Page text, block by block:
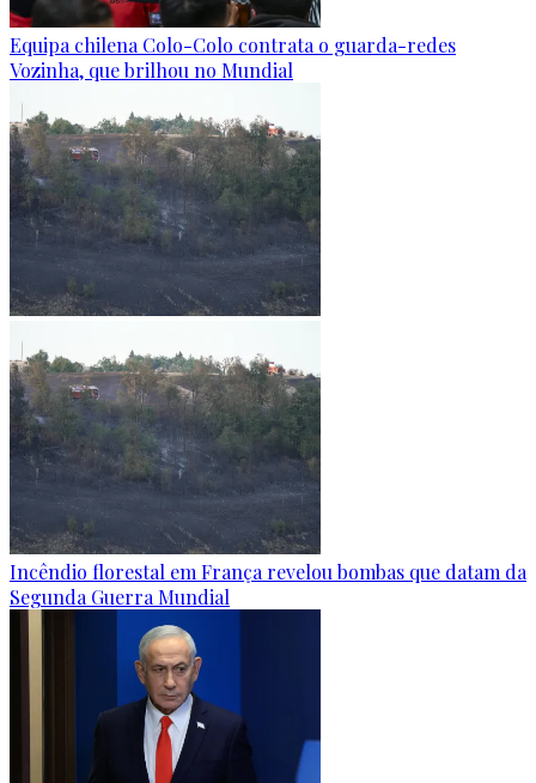
Equipa chilena Colo-Colo contrata o guarda-redes
Vozinha, que brilhou no Mundial
Incêndio florestal em França revelou bombas que datam da
Segunda Guerra Mundial